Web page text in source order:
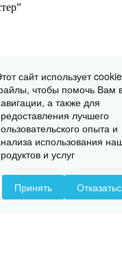
сайт использует
чтобы помочь Вам
а также для
лучшего
опыта и
использования
и услуг
Принять